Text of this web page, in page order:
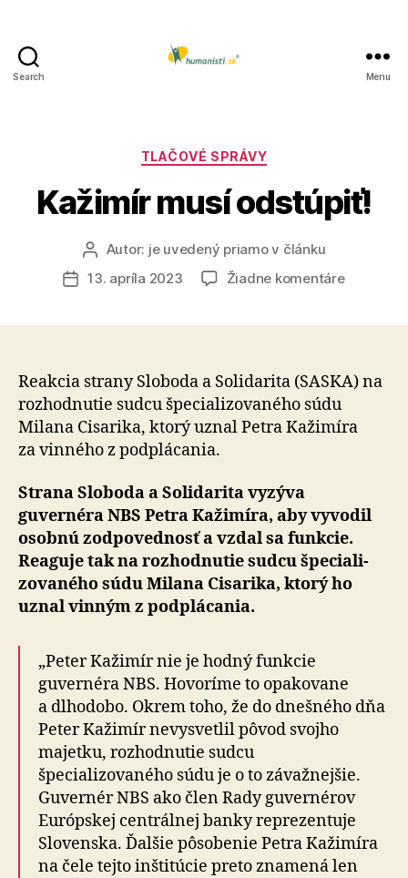
Search Menu
Kategórie
TLAČOVÉ SPRÁVY
Kažimír musí odstúpiť!
Autor
článku
Autor: je uvedený priamo v článku
Dátum
13. apríla 2023 Žiadne komentárena
Reakcia strany Sloboda a Solidarita (SASKA) na
rozhodnutie sudcu špecializovaného súdu
Milana Cisarika, ktorý uznal Petra Kažimíra
za vinného z podplácania.
Strana Sloboda a Solidarita vyzýva
guvernéra NBS Petra Kažimíra, aby vyvodil
osobnú zodpovednosť a vzdal sa funkcie.
Reaguje tak na rozhodnutie sudcu špeciali­
zovaného súdu Milana Cisarika, ktorý ho
uznal vinným z podplácania.
„Peter Kažimír nie je hodný funkcie
guvernéra NBS. Hovoríme to opakovane
a dlhodobo. Okrem toho, že do dnešného dňa
Peter Kažimír nevysvetlil pôvod svojho
majetku, rozhodnutie sudcu
špecializovaného súdu je o to závažnejšie.
Guvernér NBS ako člen Rady guvernérov
Európskej centrálnej banky reprezentuje
Slovenska. Ďalšie pôsobenie Petra Kažimíra
na čele tejto inštitúcie preto znamená len